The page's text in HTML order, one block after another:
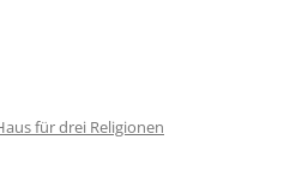
für drei Religionen